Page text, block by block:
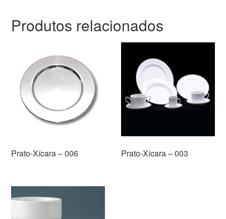
Produtos relacionados
Prato-Xícara – 006 Prato-Xícara – 003